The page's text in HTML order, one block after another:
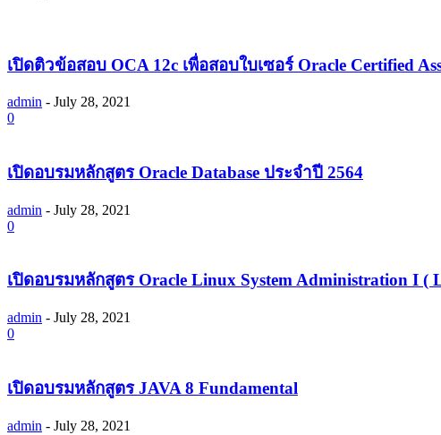
เปิดติวข้อสอบ OCA 12c เพื่อสอบใบเซอร์ Oracle Certified
admin - July 28, 2021
0
เปิดอบรมหลักสูตร Oracle Database ประจำปี 2564
admin - July 28, 2021
0
เปิดอบรมหลักสูตร Oracle Linux System Administration I (
admin - July 28, 2021
0
เปิดอบรมหลักสูตร JAVA 8 Fundamental
admin - July 28, 2021